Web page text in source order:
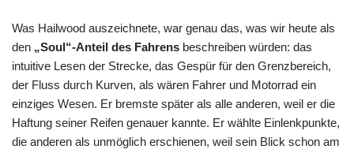
Was Hailwood auszeichnete, war genau das, was wir heute als
den „Soul“-Anteil des Fahrens beschreiben würden: das
intuitive Lesen der Strecke, das Gespür für den Grenzbereich,
der Fluss durch Kurven, als wären Fahrer und Motorrad ein
einziges Wesen. Er bremste später als alle anderen, weil er die
Haftung seiner Reifen genauer kannte. Er wählte Einlenkpunkte,
die anderen als unmöglich erschienen, weil sein Blick schon am